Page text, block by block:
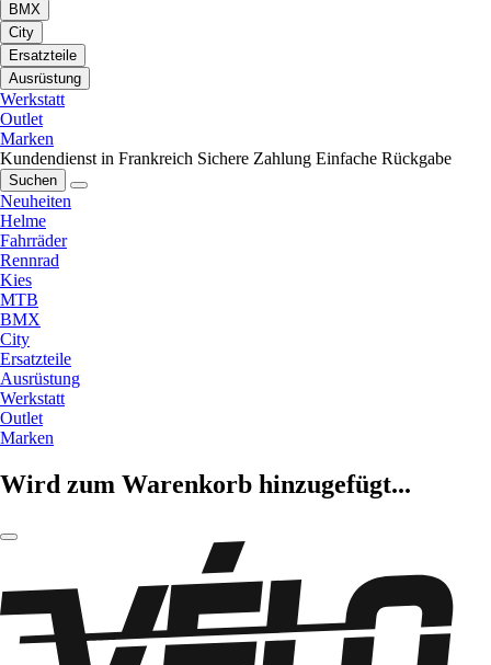
BMX
City
Ersatzteile
Ausrüstung
Werkstatt
Outlet
Marken
Kundendienst in Frankreich Sichere Zahlung Einfache Rückgabe
Suchen
Neuheiten
Helme
Fahrräder
Rennrad
Kies
MTB
BMX
City
Ersatzteile
Ausrüstung
Werkstatt
Outlet
Marken
Wird zum Warenkorb hinzugefügt...